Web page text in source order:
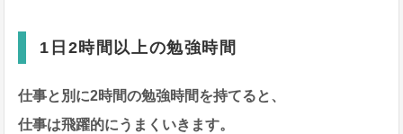
1日2時間以上の勉強時間
仕事と別に2時間の勉強時間を持てると、
仕事は飛躍的にうまくいきます。